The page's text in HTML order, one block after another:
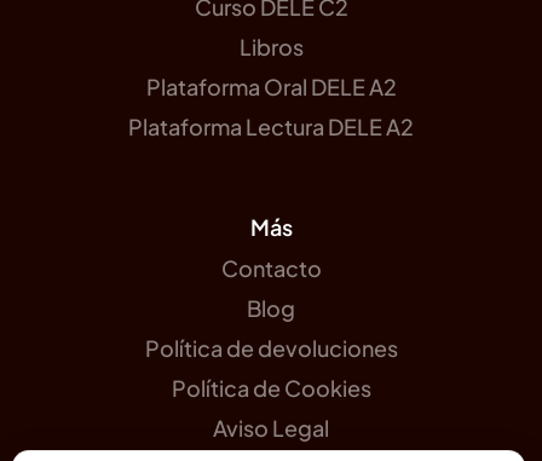
Curso DELE C2
Libros
Plataforma Oral DELE A2
Plataforma Lectura DELE A2
Más
Contacto
Blog
Política de devoluciones
Política de Cookies
Aviso Legal